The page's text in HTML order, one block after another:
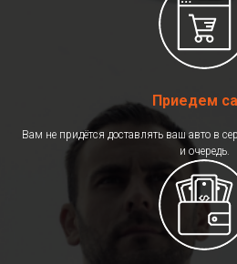
Приедем
Вам не придётся доставлять ваш авто в
и очередь.